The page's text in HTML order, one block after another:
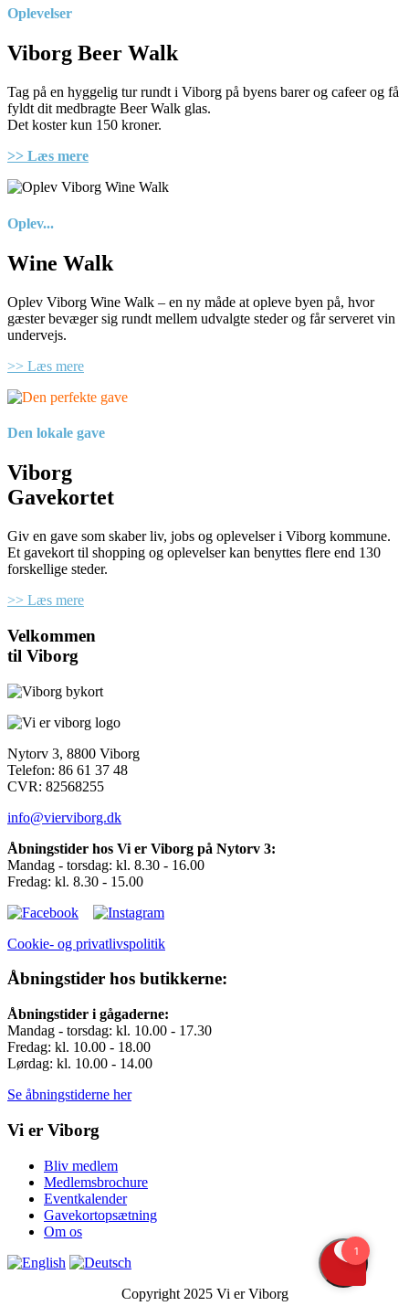
Oplevelser
Viborg Beer Walk
Tag på en hyggelig tur rundt i Viborg på byens barer og cafeer og få
fyldt dit medbragte Beer Walk glas.
Det koster kun 150 kroner.
>> Læs mere
Oplev...
Wine Walk
Oplev Viborg Wine Walk – en ny måde at opleve byen på, hvor
gæster bevæger sig rundt mellem udvalgte steder og får serveret vin
undervejs.
>> Læs mere
Den lokale gave
Viborg
Gavekortet
Giv en gave som skaber liv, jobs og oplevelser i Viborg kommune.
Et gavekort til shopping og oplevelser kan benyttes flere end 130
forskellige steder.
>> Læs mere
Velkommen
til Viborg
Nytorv 3, 8800 Viborg
Telefon: 86 61 37 48
CVR: 82568255
info@vierviborg.dk
Åbningstider hos Vi er Viborg på Nytorv 3:
Mandag - torsdag: kl. 8.30 - 16.00
Fredag: kl. 8.30 - 15.00
Cookie- og privatlivspolitik
Åbningstider hos butikkerne:
Åbningstider i gågaderne:
Mandag - torsdag: kl. 10.00 - 17.30
Fredag: kl. 10.00 - 18.00
Lørdag: kl. 10.00 - 14.00
Se åbningstiderne her
Vi er Viborg
Bliv medlem
Medlemsbrochure
Eventkalender
Gavekortopsætning
Om os
Copyright 2025 Vi er Viborg